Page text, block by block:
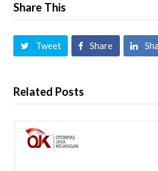
Share This
Tweet Share
Related Posts